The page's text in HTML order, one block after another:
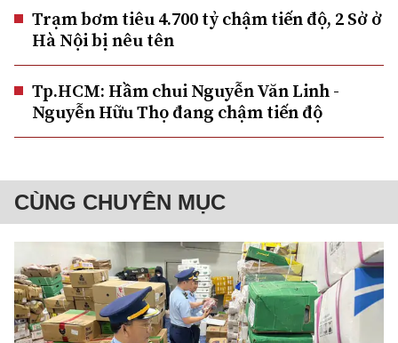
Trạm bơm tiêu 4.700 tỷ chậm tiến độ, 2 Sở ở
Hà Nội bị nêu tên
Tp.HCM: Hầm chui Nguyễn Văn Linh -
Nguyễn Hữu Thọ đang chậm tiến độ
CÙNG CHUYÊN MỤC